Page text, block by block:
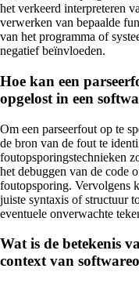
het verkeerd interpreteren
verwerken van bepaalde
van het programma of
negatief beïnvloeden.
Hoe kan een
opgelost in een
Om een parseerfout op te
de bron van de fout te
foutopsporingstechnieken
het debuggen van de code
foutopsporing. Vervolgens
juiste syntaxis of structuur
eventuele onverwachte
Wat is de betekenis
context van